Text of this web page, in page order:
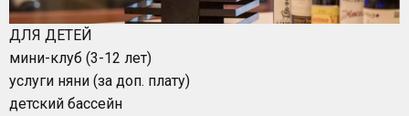
ДЛЯ ДЕТЕЙ
мини-клуб (3-12 лет)
услуги няни (за доп. плату)
детский бассейн